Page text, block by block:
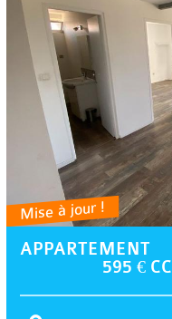
Mise à jour !
APPARTEMENT
595 € CC